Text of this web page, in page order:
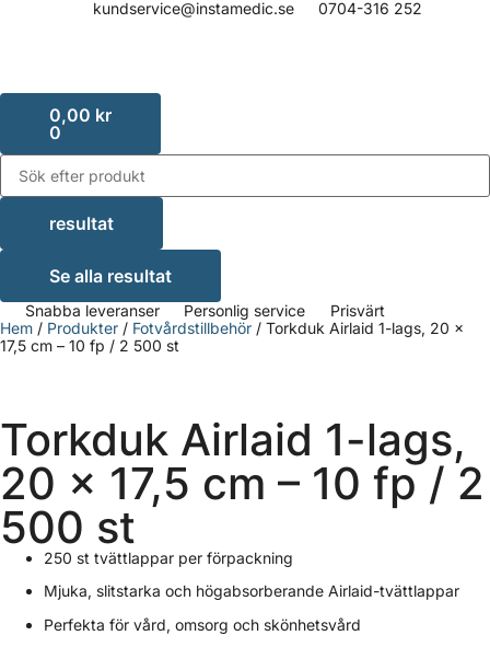
kundservice@instamedic.se 0704-316 252
0,00 kr
0
resultat
Se alla resultat
Snabba leveranser Personlig service
Prisvärt
Hem / Produkter / Fotvårdstillbehör / Torkduk Airlaid 1-lags, 20 x
17,5 cm – 10 fp / 2 500 st
Torkduk Airlaid 1-lags,
20 x 17,5 cm – 10 fp / 2
500 st
250 st tvättlappar per förpackning
Mjuka, slitstarka och högabsorberande Airlaid-tvättlappar
Perfekta för vård, omsorg och skönhetsvård